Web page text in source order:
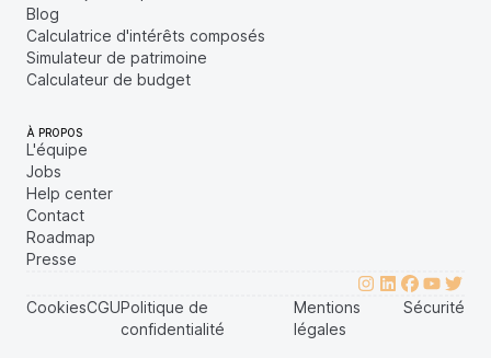
Blog
Calculatrice d'intérêts composés
Simulateur de patrimoine
Calculateur de budget
À PROPOS
L'équipe
Jobs
Help center
Contact
Roadmap
Presse
CookiesCGUPolitique de
confidentialité
Mentions
légales
Sécurité